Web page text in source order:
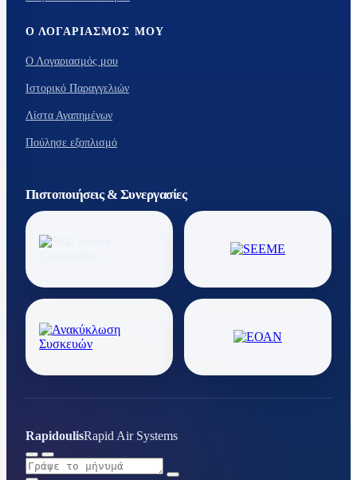
Ο ΛΟΓΑΡΙΑΣΜΌΣ ΜΟΥ
Ο Λογαριασμός μου
Ιστορικό Παραγγελιών
Λίστα Αγαπημένων
Πούλησε εξοπλισμό
Πιστοποιήσεις & Συνεργασίες
RapidoulisRapid Air Systems